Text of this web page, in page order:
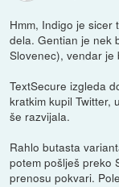
Hmm, Indigo je sicer
dela. Gentian je nek
Slovenec), vendar je
TextSecure izgleda
kratkim kupil Twitter,
še razvijala.
Rahlo butasta
potem pošlješ preko
prenosu pokvari.